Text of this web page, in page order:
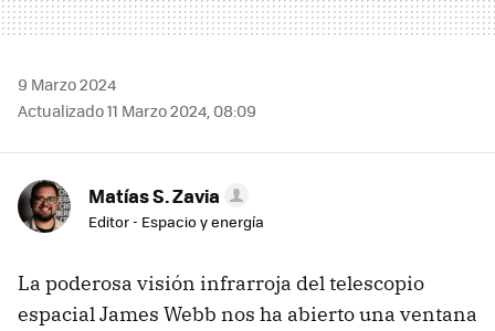
9 Marzo 2024
Actualizado 11 Marzo 2024, 08:09
Matías S. Zavia
Editor - Espacio y energía
La poderosa visión infrarroja del telescopio
espacial James Webb nos ha abierto una ventana